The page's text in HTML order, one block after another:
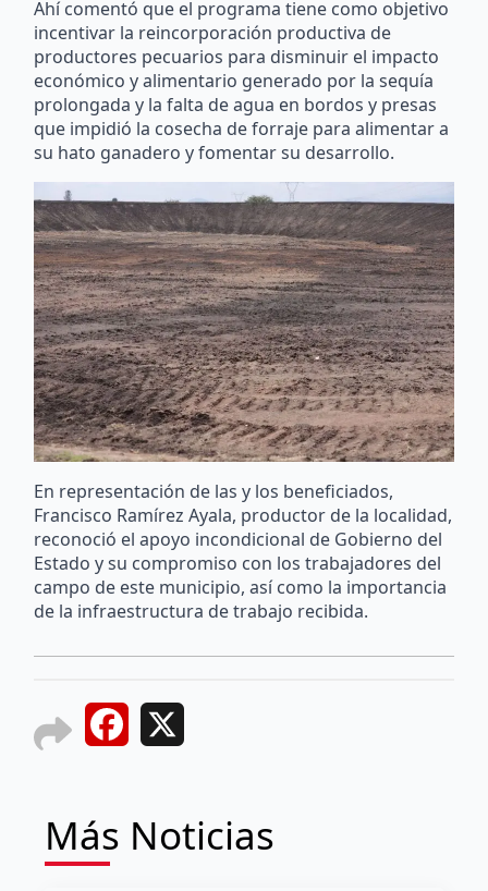
Ahí comentó que el programa tiene como objetivo
incentivar la reincorporación productiva de
productores pecuarios para disminuir el impacto
económico y alimentario generado por la sequía
prolongada y la falta de agua en bordos y presas
que impidió la cosecha de forraje para alimentar a
su hato ganadero y fomentar su desarrollo.
En representación de las y los beneficiados,
Francisco Ramírez Ayala, productor de la localidad,
reconoció el apoyo incondicional de Gobierno del
Estado y su compromiso con los trabajadores del
campo de este municipio, así como la importancia
de la infraestructura de trabajo recibida.
Facebook
Más Noticias